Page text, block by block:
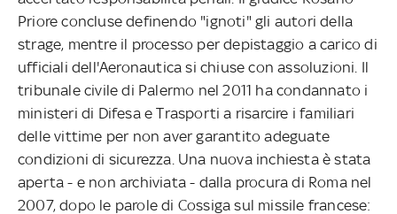
Priore concluse definendo "ignoti" gli autori della
strage, mentre il processo per depistaggio a carico di
ufficiali dell'Aeronautica si chiuse con assoluzioni. Il
tribunale civile di Palermo nel 2011 ha condannato i
ministeri di Difesa e Trasporti a risarcire i familiari
delle vittime per non aver garantito adeguate
condizioni di sicurezza. Una nuova inchiesta è stata
aperta - e non archiviata - dalla procura di Roma nel
2007, dopo le parole di Cossiga sul missile francese: